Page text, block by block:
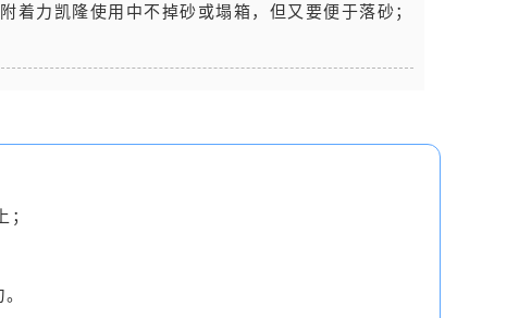
着力凯隆使用中不掉砂或塌箱，但又要便于落砂；